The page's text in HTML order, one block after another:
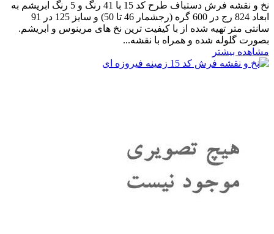
نخ و نقشه فرش دستباف طرح کد 15 با 41 رنگ و 5 رنگ ابریشم به
ابعاد 824 رج در 600 گره (رجشمار 46 تا 50) و سایز 125 در 91
سانتی متر تهیه شده از با کیفیت ترین نخ های مرینوس و ابریشم.
بصورت گلوله شده و همراه با نقشه...
مشاهده بیشتر